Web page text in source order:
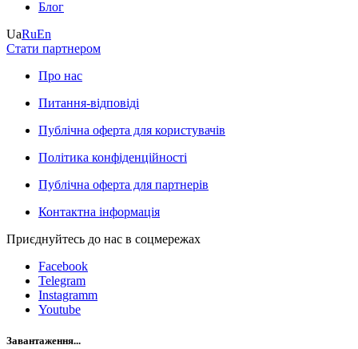
Блог
UaRuEn
Стати партнером
Про нас
Питання-відповіді
Публічна оферта для користувачів
Політика конфіденційності
Публічна оферта для партнерів
Контактна інформація
Приєднуйтесь до нас в соцмережах
Facebook
Telegram
Instagramm
Youtube
Завантаження...